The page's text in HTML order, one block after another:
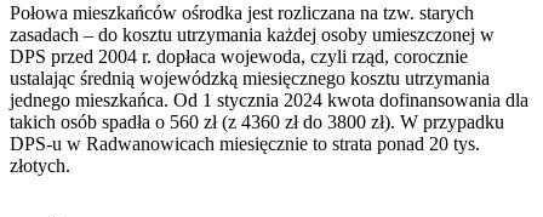
Połowa mieszkańców ośrodka jest rozliczana na tzw. starych
zasadach – do kosztu utrzymania każdej osoby umieszczonej w
DPS przed 2004 r. dopłaca wojewoda, czyli rząd, corocznie
ustalając średnią wojewódzką miesięcznego kosztu utrzymania
jednego mieszkańca. Od 1 stycznia 2024 kwota dofinansowania dla
takich osób spadła o 560 zł (z 4360 zł do 3800 zł). W przypadku
DPS-u w Radwanowicach miesięcznie to strata ponad 20 tys.
złotych.